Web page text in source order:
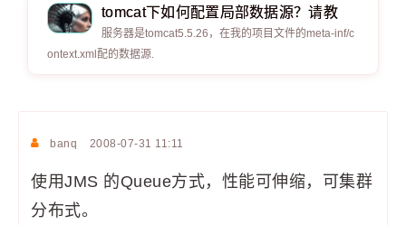
tomcat下如何配置局部数据源？请教
服务器是tomcat5.5.26，在我的项目文件的meta-inf/c
ontext.xml配的数据源.
banq 2008-07-31 11:11
使用JMS 的Queue方式，性能可伸缩，可集群
分布式。